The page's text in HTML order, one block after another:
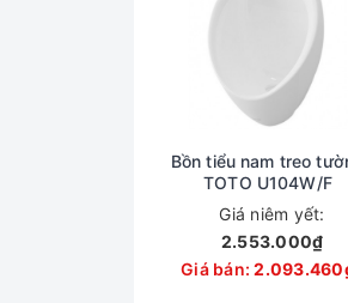
Bồn tiểu nam treo
TOTO U104W/F
Giá niêm yết:
2.553.000₫
Giá bán: